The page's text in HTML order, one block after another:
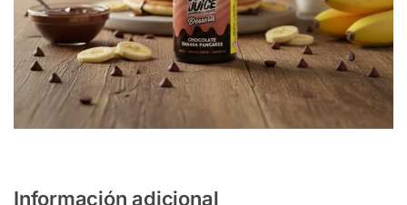
Información adicional